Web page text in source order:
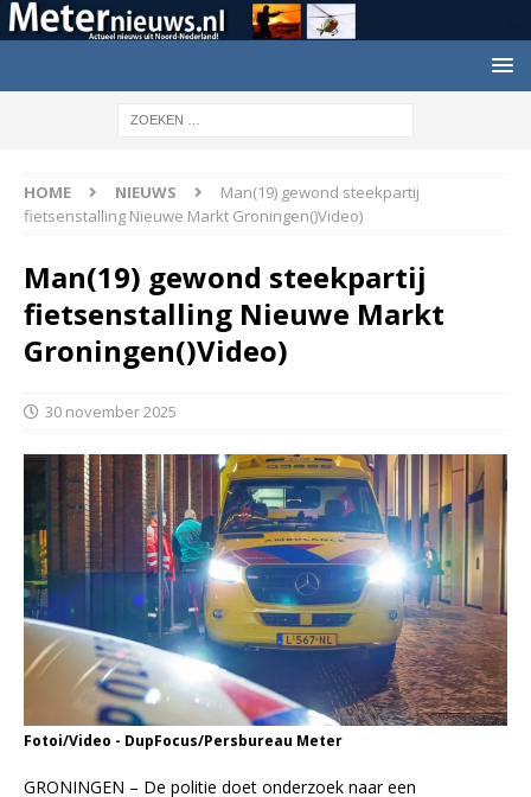
HOME NIEUWS
Man(19) gewond steekpartij
fietsenstalling Nieuwe Markt Groningen()Video)
Man(19) gewond steekpartij
fietsenstalling Nieuwe Markt
Groningen()Video)
30 november 2025
Fotoi/Video - DupFocus/Persbureau Meter
GRONINGEN – De politie doet onderzoek naar een